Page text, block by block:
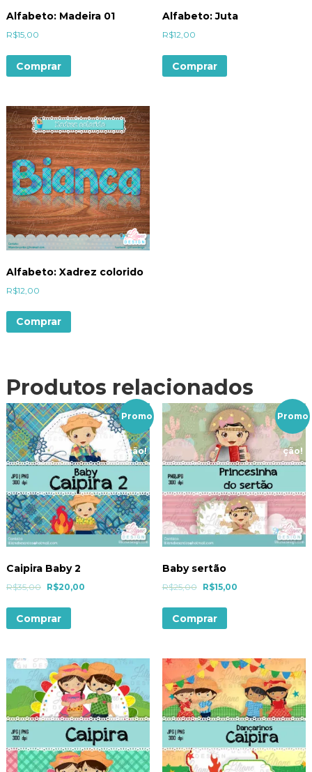
Alfabeto: Madeira 01
R$15,00
Comprar
Alfabeto: Juta
R$12,00
Comprar
Alfabeto: Xadrez colorido
R$12,00
Comprar
Produtos relacionados
Promo
ção!
Caipira Baby 2
R$35,00 R$20,00
Comprar
Promo
ção!
Baby sertão
R$25,00 R$15,00
Comprar